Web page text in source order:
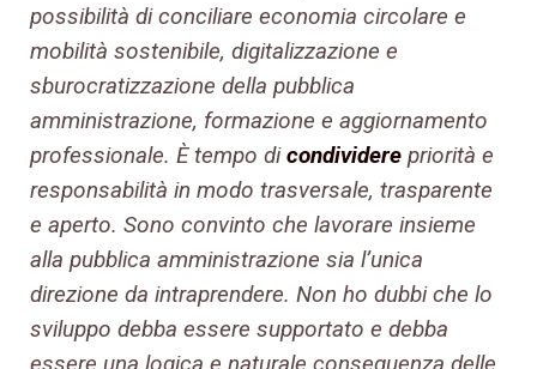
possibilità di conciliare economia circolare e
mobilità sostenibile, digitalizzazione e
sburocratizzazione della pubblica
amministrazione, formazione e aggiornamento
professionale. È tempo dicondividere priorità e
responsabilità in modo trasversale, trasparente
e aperto. Sono convinto che lavorare insieme
alla pubblica amministrazione sia l’unica
direzione da intraprendere. Non ho dubbi che lo
sviluppo debba essere supportato e debba